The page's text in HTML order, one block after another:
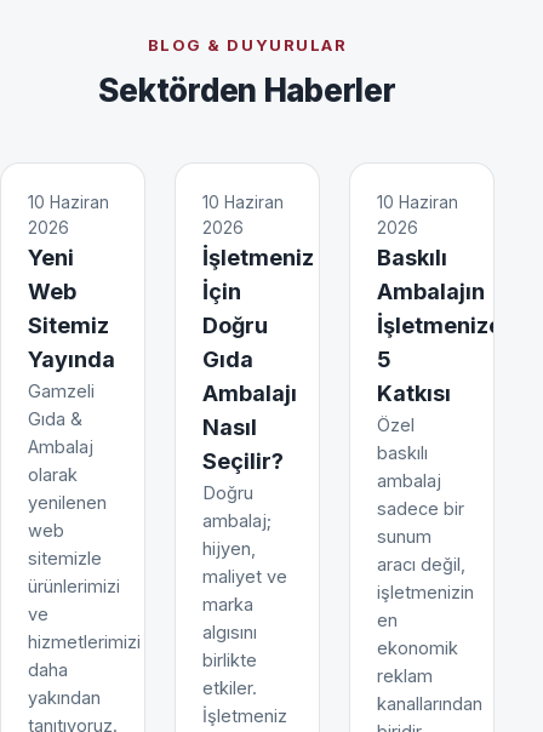
BLOG & DUYURULAR
Sektörden Haberler
10 Haziran
2026
Yeni
Web
Sitemiz
Yayında
Gamzeli
Gıda &
Ambalaj
olarak
yenilenen
web
sitemizle
ürünlerimizi
ve
hizmetlerimizi
daha
yakından
tanıtıyoruz.
10 Haziran
2026
İşletmeniz
İçin
Doğru
Gıda
Ambalajı
Nasıl
Seçilir?
Doğru
ambalaj;
hijyen,
maliyet ve
marka
algısını
birlikte
etkiler.
İşletmeniz
10 Haziran
2026
Baskılı
Ambalajın
İşletmenize
5
Katkısı
Özel
baskılı
ambalaj
sadece bir
sunum
aracı değil,
işletmenizin
en
ekonomik
reklam
kanallarından